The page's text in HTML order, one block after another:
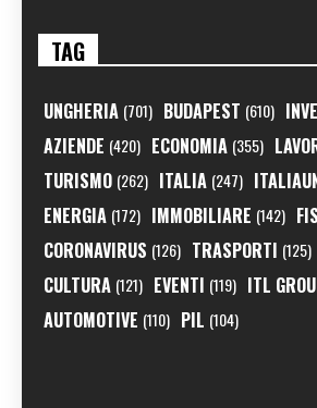
TAG
UNGHERIA (701) BUDAPEST (610)
AZIENDE (420) ECONOMIA (355)
TURISMO (262) ITALIA (247)
ENERGIA (172) IMMOBILIARE (142)
CORONAVIRUS (126) TRASPORTI (125)
CULTURA (121) EVENTI (119) ITL
AUTOMOTIVE (110) PIL (104)